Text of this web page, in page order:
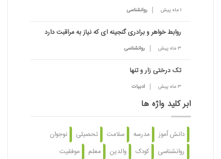
1 ماه پیش روانشناسی
روابط خواهر و برادری گنجینه ای که نیاز به مراقبت دارد
3 ماه پیش روانشناسی
تک درختی زار و تنها
3 ماه پیش ادبیات
ابر کلید واژه ها
دانش آموز مدرسه سلامت تحصیلی
نوجوان
روانشناسی
کودک والدین معلم
موفقیت